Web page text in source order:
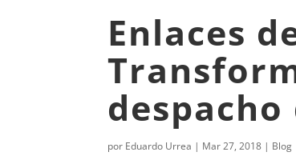
Enlaces
despacho
por Eduardo Urrea | Mar 27, 2018 | Blog